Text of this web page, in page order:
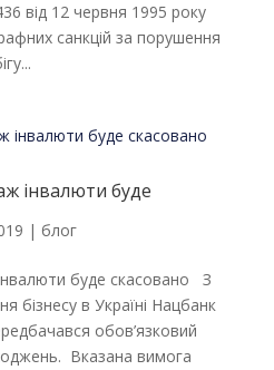
від 12 червня 1995 року
санкцій за порушення
інвалюти буде
| блог
буде скасовано З
бізнесу в Україні Нацбанк
обов’язковий
Вказана вимога